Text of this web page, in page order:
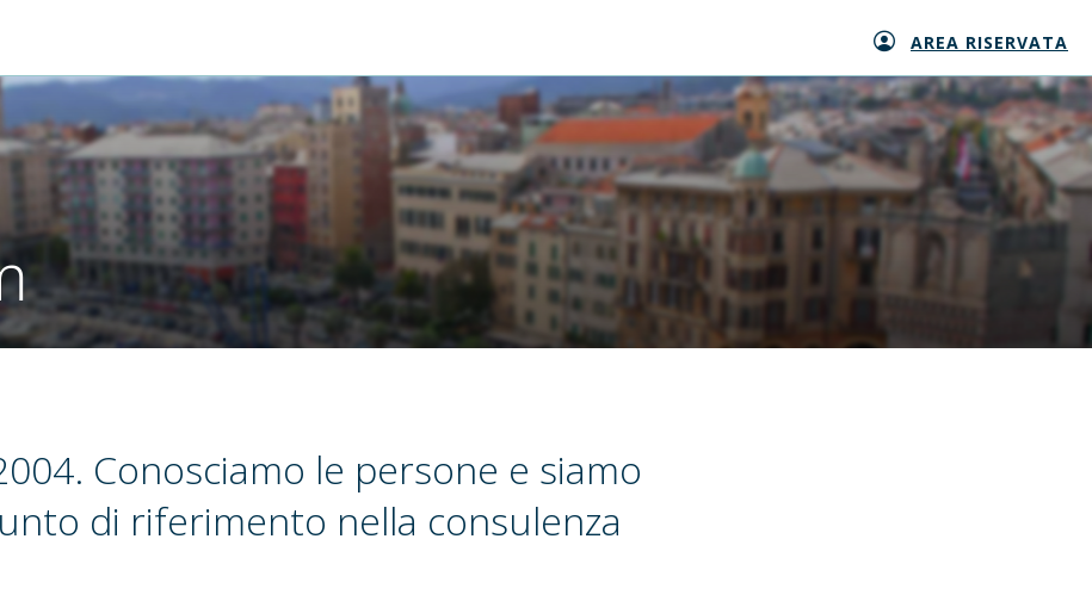
AREA RISERVATA
Conosciamo le persone e siamo
di riferimento nella consulenza